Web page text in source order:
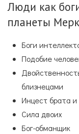
Люди как
планеты
Боги
Подобие
близнецами
Инцест брата
Сила двоих
Бог-обманщик